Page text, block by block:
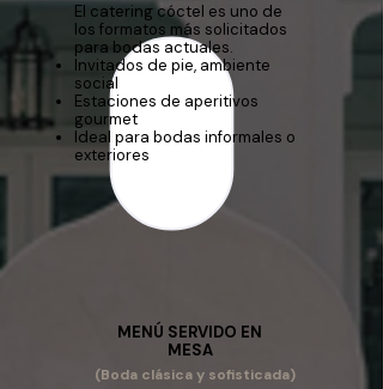
El catering cóctel es uno de
los formatos más solicitados
para bodas actuales.
Invitados de pie, ambiente
social
Estaciones de aperitivos
gourmet
Ideal para bodas informales o
exteriores
MENÚ SERVIDO EN
MESA
(Boda clásica y sofisticada)